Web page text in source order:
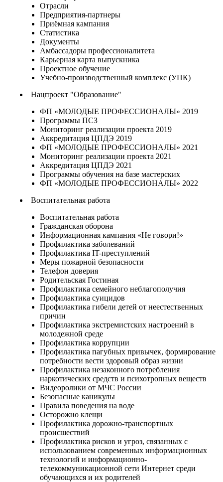
Отрасли
Предприятия-партнеры
Приёмная кампания
Статистика
Документы
Амбассадоры профессионалитета
Карьерная карта выпускника
Проектное обучение
Учебно-производственный комплекс (УПК)
Нацпроект "Образование"
ФП «МОЛОДЫЕ ПРОФЕССИОНАЛЫ» 2019
Программы ПСЗ
Мониторинг реализации проекта 2019
Аккредитация ЦПДЭ 2019
ФП «МОЛОДЫЕ ПРОФЕССИОНАЛЫ» 2021
Мониторинг реализации проекта 2021
Аккредитация ЦПДЭ 2021
Программы обучения на базе мастерских
ФП «МОЛОДЫЕ ПРОФЕССИОНАЛЫ» 2022
Воспитательная работа
Воспитательная работа
Гражданская оборона
Информационная кампания «Не говори!»
Профилактика заболеваний
Профилактика IT-преступлений
Меры пожарной безопасности
Телефон доверия
Родительская Гостиная
Профилактика семейного неблагополучия
Профилактика суицидов
Профилактика гибели детей от неестественных
причин
Профилактика экстремистских настроений в
молодежной среде
Профилактика коррупции
Профилактика пагубных привычек, формирование
потребности вести здоровый образ жизни
Профилактика незаконного потребления
наркотических средств и психотропных веществ
Видеоролики от МЧС России
Безопасные каникулы
Правила поведения на воде
Осторожно клещи
Профилактика дорожно-транспортных
происшествий
Профилактика рисков и угроз, связанных с
использованием современных информационных
технологий и информационно-
телекоммуникационной сети Интернет среди
обучающихся и их родителей